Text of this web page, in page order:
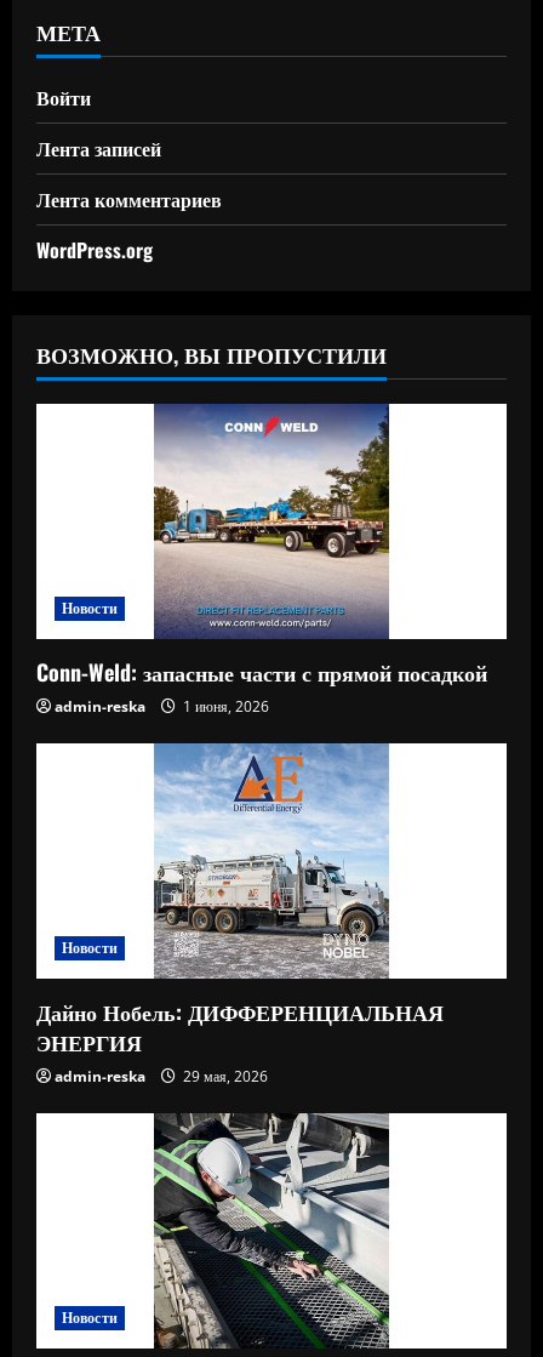
МЕТА
Войти
Лента записей
Лента комментариев
WordPress.org
ВОЗМОЖНО, ВЫ ПРОПУСТИЛИ
Новости
Conn-Weld: запасные части с прямой посадкой
admin-reska 1 июня, 2026
Новости
Дайно Нобель: ДИФФЕРЕНЦИАЛЬНАЯ
ЭНЕРГИЯ
admin-reska 29 мая, 2026
Новости